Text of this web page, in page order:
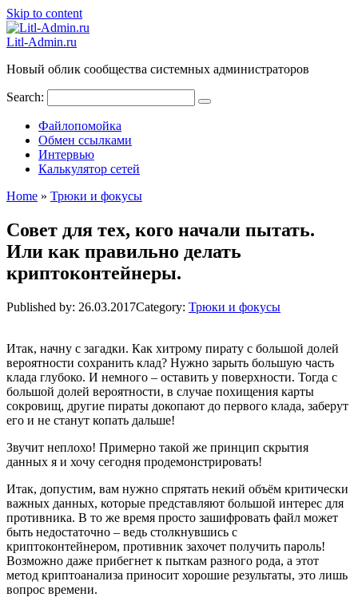
Skip to content
Litl-Admin.ru
Новый облик сообщества системных администраторов
Search:
Файлопомойка
Обмен ссылками
Интервью
Калькулятор сетей
Home » Трюки и фокусы
Совет для тех, кого начали пытать.
Или как правильно делать
криптоконтейнеры.
Published by: 26.03.2017Category: Трюки и фокусы
Итак, начну с загадки. Как хитрому пирату с большой долей
вероятности сохранить клад? Нужно зарыть большую часть
клада глубоко. И немного – оставить у поверхности. Тогда с
большой долей вероятности, в случае похищения карты
сокровищ, другие пираты докопают до первого клада, заберут
его и не станут копать дальше!
Звучит неплохо! Примерно такой же принцип скрытия
данных я и хочу сегодня продемонстрировать!
Итак, допустим, вам нужно спрятать некий объём критически
важных данных, которые представляют большой интерес для
противника. В то же время просто зашифровать файл может
быть недостаточно – ведь столкнувшись с
криптоконтейнером, противник захочет получить пароль!
Возможно даже прибегнет к пыткам разного рода, а этот
метод криптоанализа приносит хорошие результаты, это лишь
вопрос времени.